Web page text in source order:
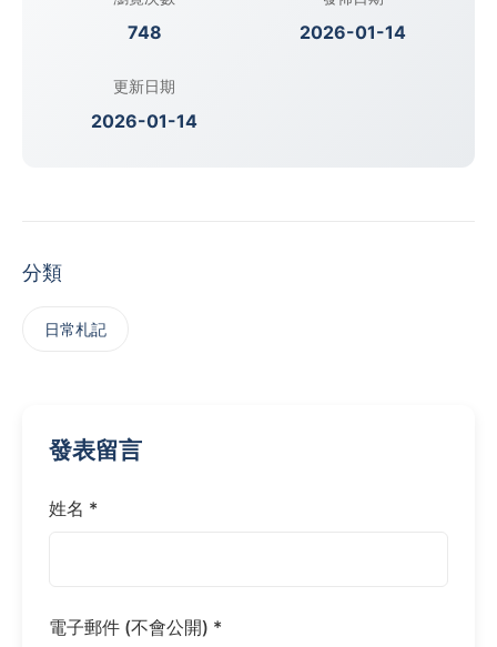
748 2026-01-14
更新日期
2026-01-14
分類
日常札記
發表留言
姓名 *
電子郵件 (不會公開) *